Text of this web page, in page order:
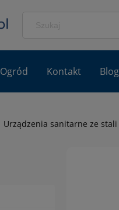
Ogród Kontakt Blog
Urządzenia sanitarne ze